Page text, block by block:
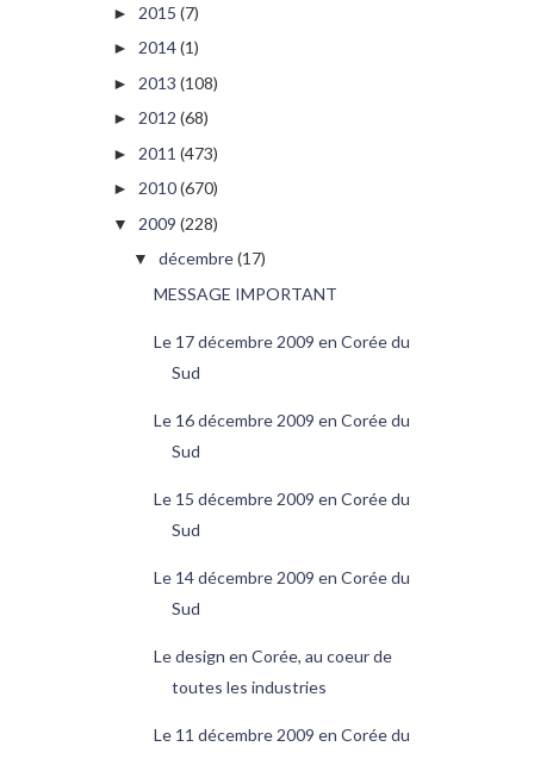
► 2015 (7)
► 2014(1)
► 2013 (108)
► 2012 (68)
► 2011 (473)
► 2010(670)
▼ 2009 (228)
▼ décembre(17)
MESSAGE IMPORTANT
Le 17 décembre 2009 en Corée du
Sud
Le 16 décembre 2009 en Corée du
Sud
Le 15 décembre 2009 en Corée du
Sud
Le 14 décembre 2009 en Corée du
Sud
Le design en Corée, au coeur de
toutes les industries
Le 11 décembre 2009 en Corée du